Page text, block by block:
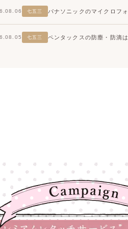
七五三 パナソニックのマイクロフ
七五三 ペンタックスの防塵・防滴